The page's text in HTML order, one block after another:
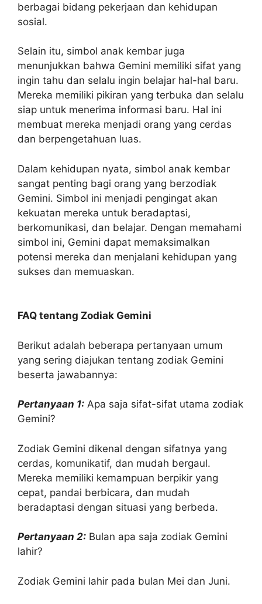
berbagai bidang pekerjaan dan kehidupan
sosial.
Selain itu, simbol anak kembar juga
menunjukkan bahwa Gemini memiliki sifat yang
ingin tahu dan selalu ingin belajar hal-hal baru.
Mereka memiliki pikiran yang terbuka dan selalu
siap untuk menerima informasi baru. Hal ini
membuat mereka menjadi orang yang cerdas
dan berpengetahuan luas.
Dalam kehidupan nyata, simbol anak kembar
sangat penting bagi orang yang berzodiak
Gemini. Simbol ini menjadi pengingat akan
kekuatan mereka untuk beradaptasi,
berkomunikasi, dan belajar. Dengan memahami
simbol ini, Gemini dapat memaksimalkan
potensi mereka dan menjalani kehidupan yang
sukses dan memuaskan.
FAQ tentang Zodiak Gemini
Berikut adalah beberapa pertanyaan umum
yang sering diajukan tentang zodiak Gemini
beserta jawabannya:
Pertanyaan 1: Apa saja sifat-sifat utama zodiak
Gemini?
Zodiak Gemini dikenal dengan sifatnya yang
cerdas, komunikatif, dan mudah bergaul.
Mereka memiliki kemampuan berpikir yang
cepat, pandai berbicara, dan mudah
beradaptasi dengan situasi yang berbeda.
Pertanyaan 2: Bulan apa saja zodiak Gemini
lahir?
Zodiak Gemini lahir pada bulan Mei dan Juni.